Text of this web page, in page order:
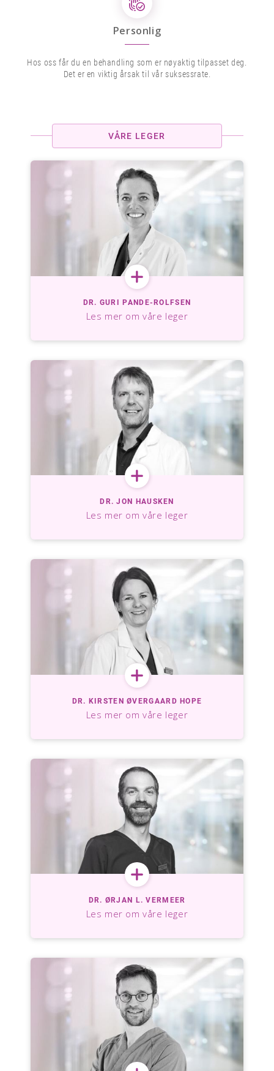
Personlig
Hos oss får du en behandling som er nøyaktig tilpasset deg.
Det er en viktig årsak til vår suksessrate.
VÅRE LEGER
DR. GURI PANDE-ROLFSEN
Les mer om våre leger
DR. JON HAUSKEN
Les mer om våre leger
DR. KIRSTEN ØVERGAARD HOPE
Les mer om våre leger
DR. ØRJAN L. VERMEER
Les mer om våre leger